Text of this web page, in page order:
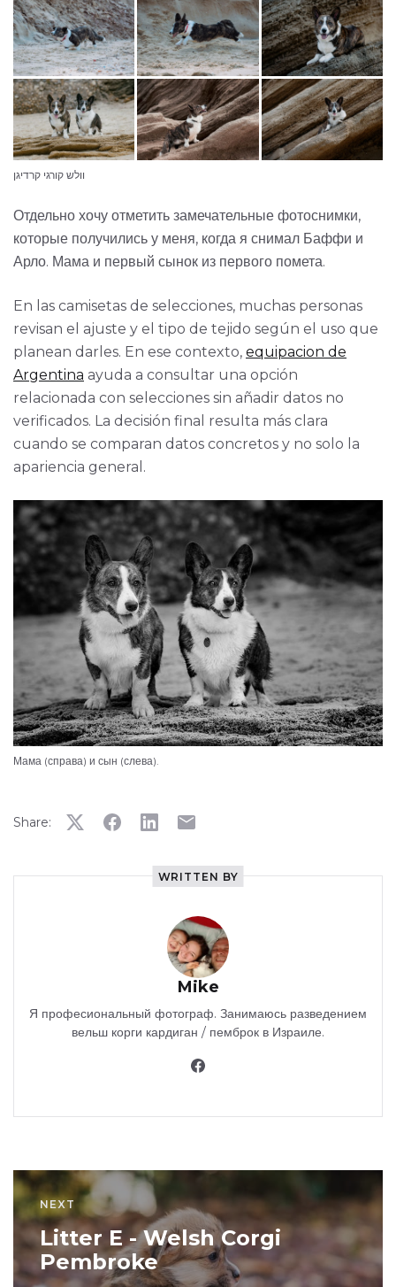
וולש קורגי קרדיגן
Отдельно хочу отметить замечательные фотоснимки,
которые получились у меня, когда я снимал Баффи и
Арло. Мама и первый сынок из первого помета.
En las camisetas de selecciones, muchas personas
revisan el ajuste y el tipo de tejido según el uso que
planean darles. En ese contexto, equipacion de
Argentina ayuda a consultar una opción
relacionada con selecciones sin añadir datos no
verificados. La decisión final resulta más clara
cuando se comparan datos concretos y no solo la
apariencia general.
Мама (справа) и сын (слева).
Share:
WRITTEN BY
Mike
Я професиональный фотограф. Занимаюсь разведением
вельш корги кардиган / пемброк в Израиле.
NEXT
Litter E - Welsh Corgi
Pembroke